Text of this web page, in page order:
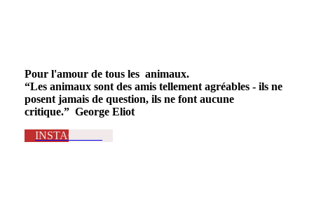
Pour l'amour de tous les animaux.
“Les animaux sont des amis tellement agréables - ils ne
posent jamais de question, ils ne font aucune
critique.” George Eliot
INSTAGRAM